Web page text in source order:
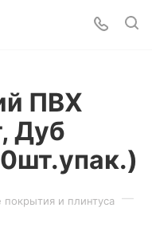
ПВХ
Дуб
и плинтуса —